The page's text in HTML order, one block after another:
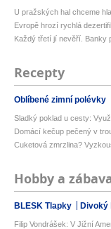
U pražských hal chceme
Evropě hrozí rychlá
Každý třetí jí nevěří. Banky
Recepty
Oblíbené zimní polévky
Sladký poklad u cesty:
Domácí kečup pečený v
Cuketová zmrzlina?
Hobby a
BLESK Tlapky Divoký
Filip Vondrášek: V Jižní